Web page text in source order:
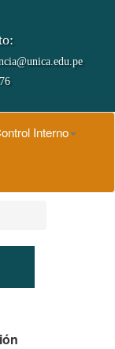
Interno